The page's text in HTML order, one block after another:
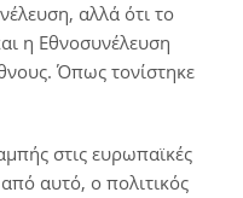
αλλά ότι το
η Εθνοσυνέλευση
Όπως τονίστηκε
στις ευρωπαϊκές
αυτό, ο πολιτικός